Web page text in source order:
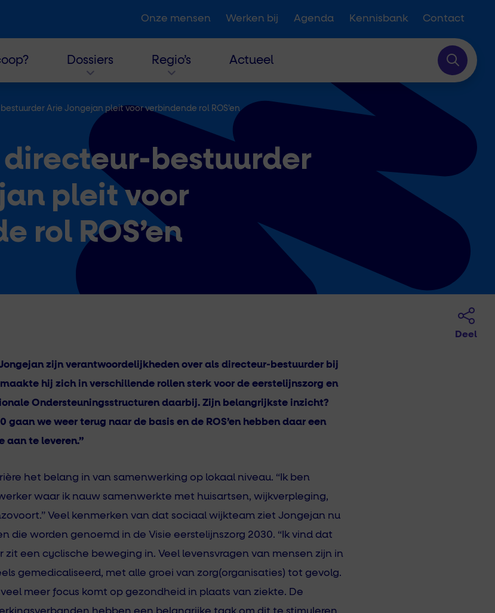
Onze mensen Werken bij Agenda Kennisbank Contact
Dossiers Regio’s Actueel
Arie Jongejan pleit voor verbindende rol ROS’en
bestuurder
pleit voor
rol ROS’en
Deel
zijn verantwoordelijkheden over als directeur-bestuurder bij
hij zich in verschillende rollen sterk voor de eerstelijnszorg en
Ondersteuningsstructuren daarbij. Zijn belangrijkste inzicht?
gaan we weer terug naar de basis en de ROS’en hebben daar een
aan te leveren.”
het belang in van samenwerking op lokaal niveau. “Ik ben
waar ik nauw samenwerkte met huisartsen, wijkverpleging,
Veel kenmerken van dat sociaal wijkteam ziet Jongejan nu
die worden genoemd in de Visie eerstelijnszorg 2030. “Ik vind dat
zit een cyclische beweging in. Veel levensvragen van mensen zijn in
gemedicaliseerd, met alle groei van zorg(organisaties) tot gevolg.
meer focus komt op gezondheid in plaats van ziekte. De